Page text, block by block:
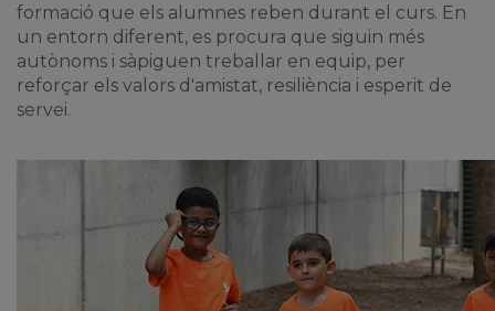
formació que els alumnes reben durant el curs. En
un entorn diferent, es procura que siguin més
autònoms i sàpiguen treballar en equip, per
reforçar els valors d'amistat, resiliència i esperit de
servei.